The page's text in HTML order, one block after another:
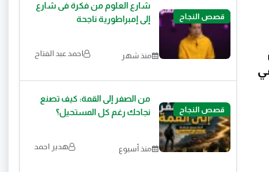
قصص النجاح
شارع العلوم من فكرة فى شارع
إلى إمبراطورية ناجحة
منذ شهر احمد عبد الفتاح
قصص النجاح
من الصفر إلى القمة: كيف تصنع
نجاحك رغم كل المستحيل؟
منذ أسبوع هدير احمد